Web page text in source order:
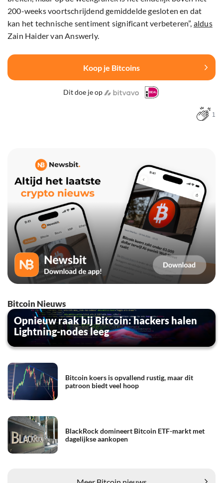
200-weeks voortschrijdend gemiddelde gesloten en dat
kan het technische sentiment significant verbeteren”, aldus
Zain Haider van Answerly.
Koop je Bitcoins
Dit doe je op
1
Bitcoin Nieuws
Opnieuw raak bij Bitcoin: hackers halen
Lightning-nodes leeg
Bitcoin koers is opvallend rustig, maar dit
patroon biedt veel hoop
BlackRock domineert Bitcoin ETF-markt met
dagelijkse aankopen